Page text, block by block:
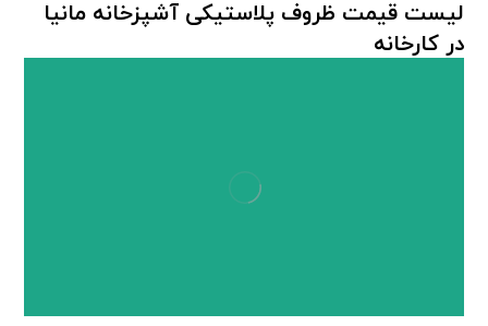
لیست قیمت ظروف پلاستیکی آشپزخانه مانیا
در کارخانه